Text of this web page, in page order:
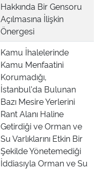
Hakkında Bir Gensoru
Açılmasına İlişkin
Önergesi
Kamu İhalelerinde
Kamu Menfaatini
Korumadığı,
İstanbul'da Bulunan
Bazı Mesire Yerlerini
Rant Alanı Haline
Getirdiği ve Orman ve
Su Varlıklarını Etkin Bir
Şekilde Yönetemediği
İddiasıyla Orman ve Su